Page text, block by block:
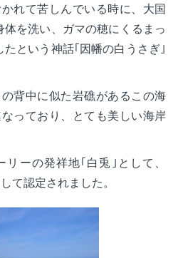
れて苦しんでいる時に、大国
を洗い、ガマの穂にくるまっ
という神話｢因幡の白うさぎ｣
背中に似た岩礁があるこの海
っており、とても美しい海岸
ーの発祥地｢白兎｣として、
て認定されました。